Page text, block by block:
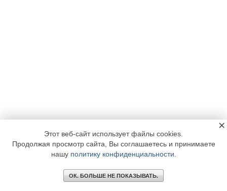
Этот веб-сайт использует файлы cookies.
Продолжая просмотр сайта, Вы соглашаетесь и принимаете
нашу политику конфиденциальности
ОК. БОЛЬШЕ НЕ ПОКАЗЫВАТЬ.
×